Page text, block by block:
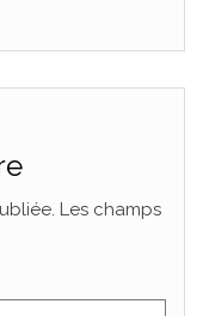
Les champs